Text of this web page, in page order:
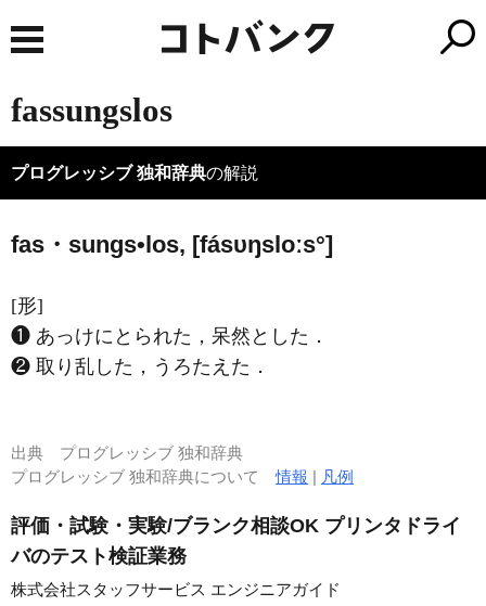
fassungslos
プログレッシブ 独和辞典の解説
fas・sungs•los, [fásυŋsloːs°]
[形]
❶ あっけにとられた，呆然とした．
❷ 取り乱した，うろたえた．
出典 プログレッシブ 独和辞典
プログレッシブ 独和辞典について情報 | 凡例
評価・試験・実験/ブランク相談OK プリンタドライ
バのテスト検証業務
株式会社スタッフサービス エンジニアガイド